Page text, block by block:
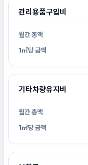
관리용품구입비
기타차량유지비